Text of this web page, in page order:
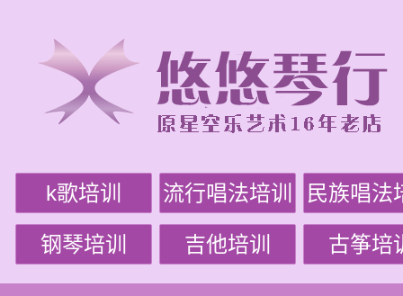
k歌培训 流行唱法培训 民族唱法
钢琴培训 吉他培训 古筝培